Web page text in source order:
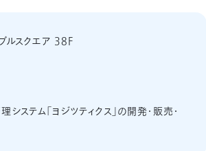
スクエア 38F
システム「ヨジツティクス」の開発・販売・